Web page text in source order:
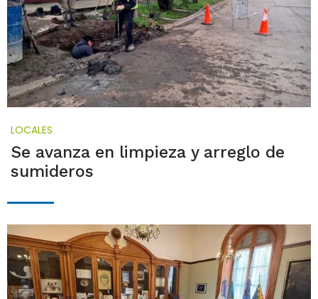
LOCALES
Se avanza en limpieza y arreglo de
sumideros